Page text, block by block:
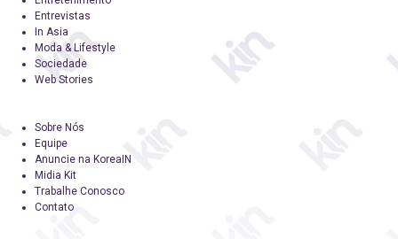
Entrevistas
In Asia
Moda & Lifestyle
Sociedade
Web Stories
Sobre Nós
Equipe
Anuncie na KoreaIN
Midia Kit
Trabalhe Conosco
Contato